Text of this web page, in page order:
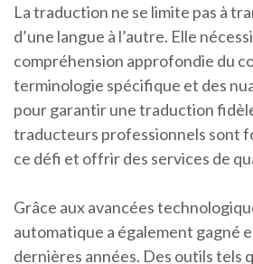
La traduction ne se limite pas à
d’une langue à l’autre. Elle
compréhension approfondie du
terminologie spécifique et des
pour garantir une traduction
traducteurs professionnels sont
ce défi et offrir des services de
Grâce aux avancées
automatique a également gagné
dernières années. Des outils tels